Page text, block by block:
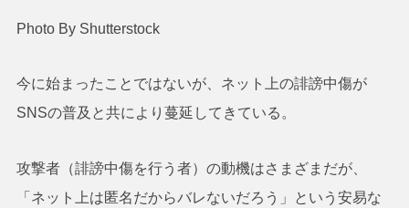
Photo By Shutterstock
今に始まったことではないが、ネット上の誹謗中傷が
SNSの普及と共により蔓延してきている。
攻撃者（誹謗中傷を行う者）の動機はさまざまだが、
「ネット上は匿名だからバレないだろう」という安易な